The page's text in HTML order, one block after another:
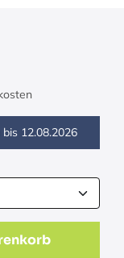
bis 12.08.2026